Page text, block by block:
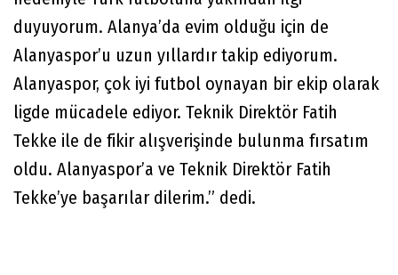
duyuyorum. Alanya’da evim olduğu için de
Alanyaspor’u uzun yıllardır takip ediyorum.
Alanyaspor, çok iyi futbol oynayan bir ekip olarak
ligde mücadele ediyor. Teknik Direktör Fatih
Tekke ile de fikir alışverişinde bulunma fırsatım
oldu. Alanyaspor’a ve Teknik Direktör Fatih
Tekke’ye başarılar dilerim.” dedi.